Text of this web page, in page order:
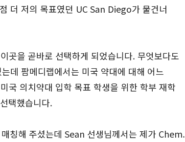
더 저의 목표였던 UC San Diego가 물건너
곳을 곧바로 선택하게 되었습니다. 무엇보다도
데 팜메디랩에서는 미국 약대에 대해 어느
국 의치약대 입학 목표 학생을 위한 학부 재학
택했습니다.
칭해 주셨는데 Sean 선생님께서는 제가 Chem.